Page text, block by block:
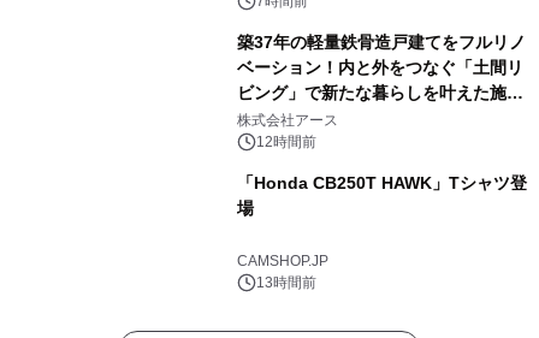
築37年の軽量鉄骨造戸建てをフルリノ
ベーション！内と外をつなぐ「土間リ
ビング」で新たな暮らしを叶えた施工
事例を株式会社アースが公開
株式会社アース
12時間前
「Honda CB250T HAWK」Tシャツ登
場
CAMSHOP.JP
13時間前